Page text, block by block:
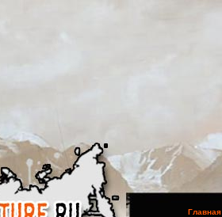
Главная